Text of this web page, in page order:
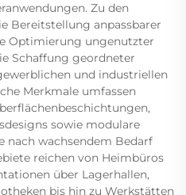
Zu den
Bereitstellung anpassbarer
Optimierung ungenutzter
Schaffung geordneter
und industriellen
Merkmale umfassen
sowie modulare
nach wachsendem Bedarf
reichen von Heimbüros
über Lagerhallen,
bis hin zu Werkstätten